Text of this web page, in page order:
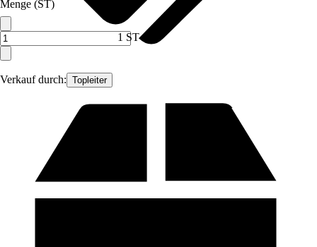
Verkauf durch: Topleiter
Menge (ST)
1 ST